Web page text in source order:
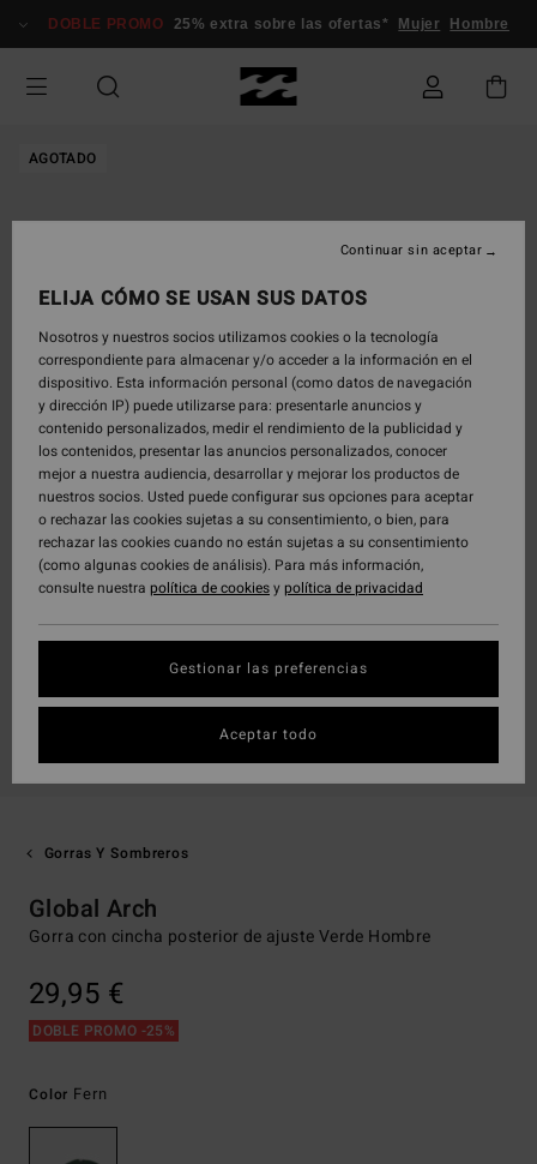
información
DOBLE PROMO 25% extra sobre las ofertas* Mujer Hombre
AGOTADO
Gorras Y Sombreros
Global Arch
Gorra con cincha posterior de ajuste Verde Hombre
29,95 €
DOBLE PROMO -25%
Color Fern
ELIJA CÓMO SE USAN SUS DATOS
Nosotros y nuestros socios utilizamos cookies o la tecnología
correspondiente para almacenar y/o acceder a la información en el
dispositivo. Esta información personal (como datos de navegación
y dirección IP) puede utilizarse para: presentarle anuncios y
contenido personalizados, medir el rendimiento de la publicidad y
los contenidos, presentar las anuncios personalizados, conocer
mejor a nuestra audiencia, desarrollar y mejorar los productos de
nuestros socios. Usted puede configurar sus opciones para aceptar
o rechazar las cookies sujetas a su consentimiento, o bien, para
rechazar las cookies cuando no están sujetas a su consentimiento
(como algunas cookies de análisis). Para más información,
consulte nuestra política de cookiesypolítica de privacidad
Gestionar las preferencias
Continuar sin aceptar
Aceptar todo